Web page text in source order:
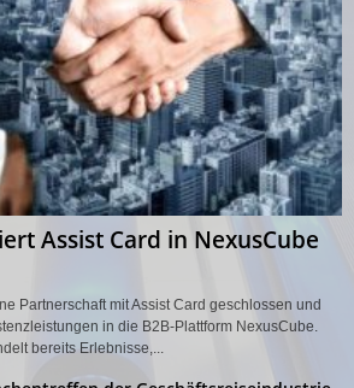
Assist Card in NexusCube
Partnerschaft mit Assist Card geschlossen und
in die B2B-Plattform NexusCube.
bereits Erlebnisse,...